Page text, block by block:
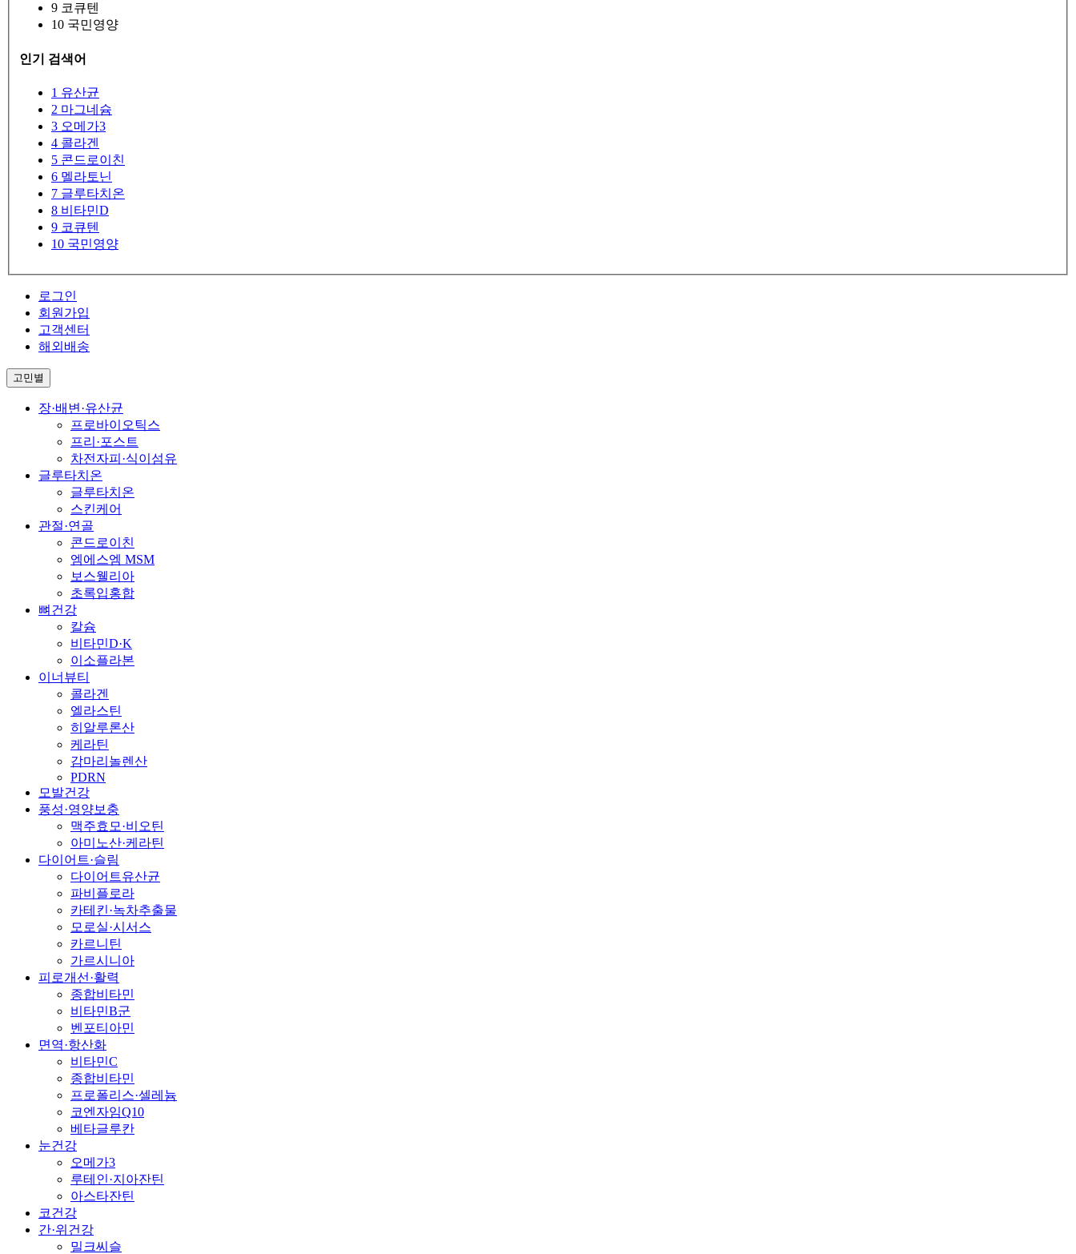
9 코큐텐
10 국민영양
인기 검색어
1 유산균
2 마그네슘
3 오메가3
4 콜라겐
5 콘드로이친
6 멜라토닌
7 글루타치온
8 비타민D
9 코큐텐
10 국민영양
로그인
회원가입
고객센터
해외배송
고민별
장·배변·유산균
프로바이오틱스
프리·포스트
차전자피·식이섬유
글루타치온
글루타치온
스킨케어
관절·연골
콘드로이친
엠에스엠 MSM
보스웰리아
초록입홍합
뼈건강
칼슘
비타민D·K
이소플라본
이너뷰티
콜라겐
엘라스틴
히알루론산
케라틴
감마리놀렌산
PDRN
모발건강
풍성·영양보충
맥주효모·비오틴
아미노산·케라틴
다이어트·슬림
다이어트유산균
파비플로라
카테킨·녹차추출물
모로실·시서스
카르니틴
가르시니아
피로개선·활력
종합비타민
비타민B군
벤포티아민
면역·항산화
비타민C
종합비타민
프로폴리스·셀레늄
코엔자임Q10
베타글루칸
눈건강
오메가3
루테인·지아잔틴
아스타잔틴
코건강
간·위건강
밀크씨슬